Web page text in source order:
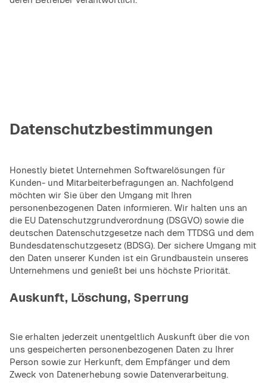
Datenschutzbestimmungen
Honestly bietet Unternehmen Softwarelösungen für
Kunden- und Mitarbeiterbefragungen an. Nachfolgend
möchten wir Sie über den Umgang mit Ihren
personenbezogenen Daten informieren. Wir halten uns an
die EU Datenschutzgrundverordnung (DSGVO) sowie die
deutschen Datenschutzgesetze nach dem TTDSG und dem
Bundesdatenschutzgesetz (BDSG). Der sichere Umgang mit
den Daten unserer Kunden ist ein Grundbaustein unseres
Unternehmens und genießt bei uns höchste Priorität.
Auskunft, Löschung, Sperrung
Sie erhalten jederzeit unentgeltlich Auskunft über die von
uns gespeicherten personenbezogenen Daten zu Ihrer
Person sowie zur Herkunft, dem Empfänger und dem
Zweck von Datenerhebung sowie Datenverarbeitung.